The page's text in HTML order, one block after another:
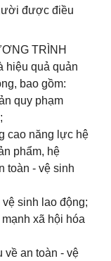
được điều
TRÌNH
hiệu quả quản
bao gồm:
quy phạm
cao năng lực hệ
phẩm, hệ
toàn - vệ sinh
sinh lao động;
xã hội hóa
an toàn - vệ